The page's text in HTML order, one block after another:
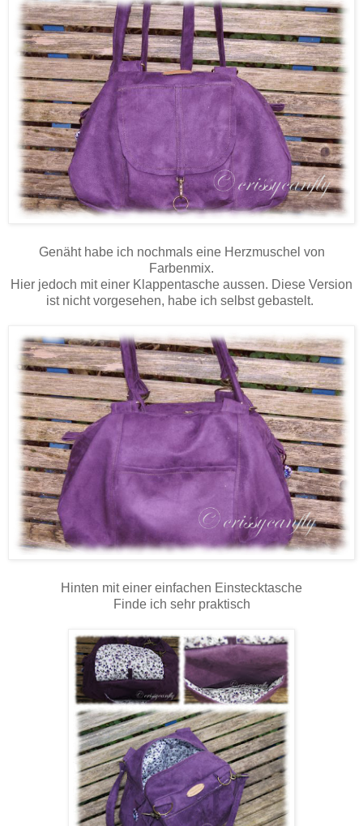
Genäht habe ich nochmals eine Herzmuschel von
Farbenmix.
Hier jedoch mit einer Klappentasche aussen. Diese Version
ist nicht vorgesehen, habe ich selbst gebastelt.
Hinten mit einer einfachen Einstecktasche
Finde ich sehr praktisch